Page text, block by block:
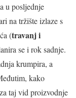
u posljednje
na tržište izlaze s
(travanj i
se i rok sadnje.
krumpira, a
kako
taj vid proizvodnje